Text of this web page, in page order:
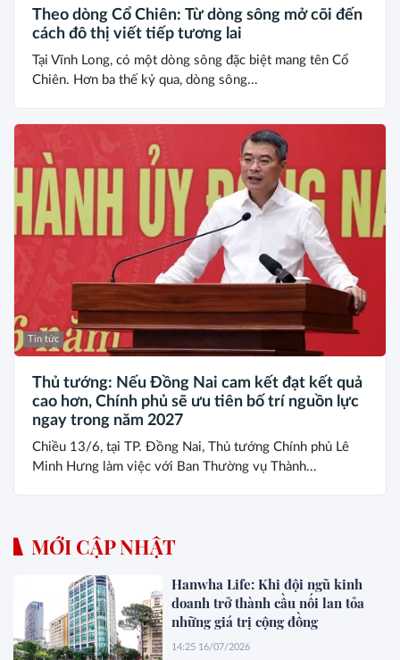
Theo dòng Cổ Chiên: Từ dòng sông mở cõi đến
cách đô thị viết tiếp tương lai
Tại Vĩnh Long, có một dòng sông đặc biệt mang tên Cổ
Chiên. Hơn ba thế kỷ qua, dòng sông...
Tin tức
Thủ tướng: Nếu Đồng Nai cam kết đạt kết quả
cao hơn, Chính phủ sẽ ưu tiên bố trí nguồn lực
ngay trong năm 2027
Chiều 13/6, tại TP. Đồng Nai, Thủ tướng Chính phủ Lê
Minh Hưng làm việc với Ban Thường vụ Thành...
MỚI CẬP NHẬT
Hanwha Life: Khi đội ngũ kinh
doanh trở thành cầu nối lan tỏa
những giá trị cộng đồng
14:25 16/07/2026